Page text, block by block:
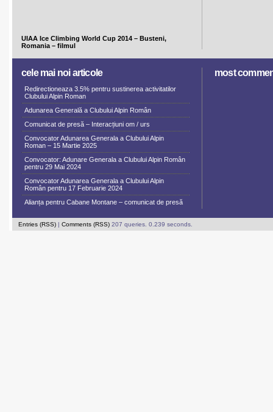
UIAA Ice Climbing World Cup 2014 – Busteni,
Romania – filmul
cele mai noi articole
Redirectioneaza 3.5% pentru sustinerea activitatilor
Clubului Alpin Roman
Adunarea Generală a Clubului Alpin Român
Comunicat de presă – Interacțiuni om / urs
Convocator Adunarea Generala a Clubului Alpin
Roman – 15 Martie 2025
Convocator: Adunare Generala a Clubului Alpin Român
pentru 29 Mai 2024
Convocator Adunarea Generala a Clubului Alpin
Român pentru 17 Februarie 2024
Alianța pentru Cabane Montane – comunicat de presă
most
Entries (RSS) | Comments (RSS) 207 queries. 0.239 seconds.